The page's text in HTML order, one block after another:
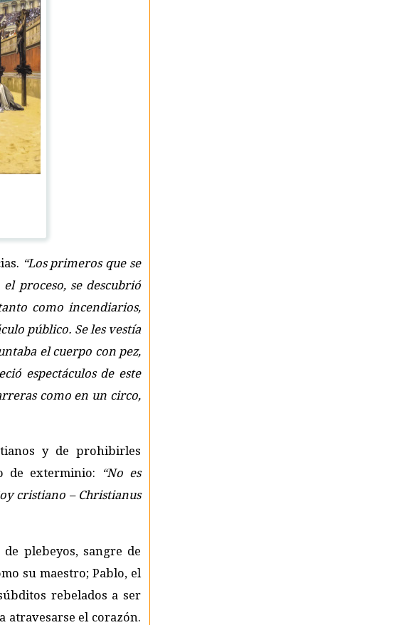
“Los primeros que se
proceso, se descubrió
como incendiarios,
público. Se les vestía
el cuerpo con pez,
espectáculos de este
como en un circo,
y de prohibirles
de exterminio:
“No es
cristiano – Christianus
plebeyos, sangre de
su maestro; Pablo, el
rebelados a ser
atravesarse el corazón.